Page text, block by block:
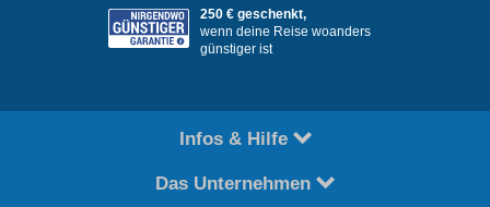
250 € geschenkt,
wenn deine Reise woanders
günstiger ist
Infos & Hilfe
Das Unternehmen